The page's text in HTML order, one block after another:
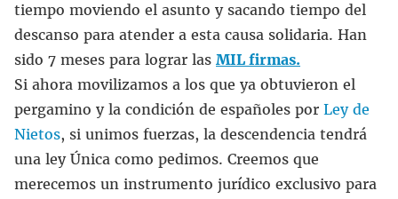
tiempo moviendo el asunto y sacando tiempo del
descanso para atender a esta causa solidaria. Han
sido 7 meses para lograr las MIL firmas.
Si ahora movilizamos a los que ya obtuvieron el
pergamino y la condición de españoles por Ley de
Nietos, si unimos fuerzas, la descendencia tendrá
una ley Única como pedimos. Creemos que
merecemos un instrumento jurídico exclusivo para